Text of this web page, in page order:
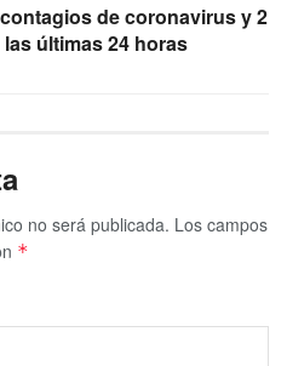
de coronavirus y 2
últimas 24 horas
no será publicada. Los campos
*